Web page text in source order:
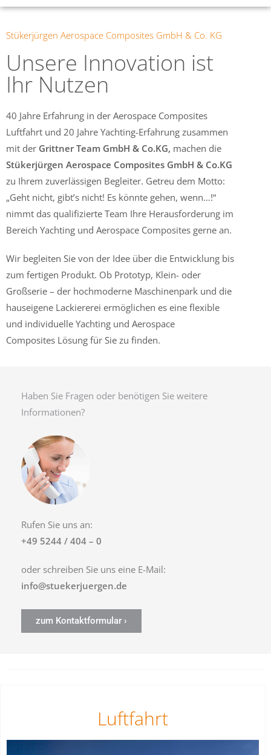
Stükerjürgen Aerospace Composites GmbH & Co. KG
Unsere Innovation ist
Ihr Nutzen
40 Jahre Erfahrung in der Aerospace Composites
Luftfahrt und 20 Jahre Yachting-Erfahrung zusammen
mit der Grittner Team GmbH & Co.KG, machen die
Stükerjürgen Aerospace Composites GmbH & Co.KG
zu Ihrem zuverlässigen Begleiter. Getreu dem Motto:
„Geht nicht, gibt’s nicht! Es könnte gehen, wenn…!“
nimmt das qualifizierte Team Ihre Herausforderung im
Bereich Yachting und Aerospace Composites gerne an.
Wir begleiten Sie von der Idee über die Entwicklung bis
zum fertigen Produkt. Ob Prototyp, Klein- oder
Großserie – der hochmoderne Maschinenpark und die
hauseigene Lackiererei ermöglichen es eine flexible
und individuelle Yachting und Aerospace
Composites Lösung für Sie zu finden.
Haben Sie Fragen oder benötigen Sie weitere
Informationen?
Rufen Sie uns an:
+49 5244 / 404 – 0
oder schreiben Sie uns eine E-Mail:
info@stuekerjuergen.de
zum Kontaktformular ›
Luftfahrt